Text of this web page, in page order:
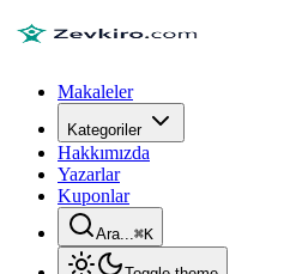
Makaleler
Kategoriler
Hakkımızda
Yazarlar
Kuponlar
Ara...⌘K